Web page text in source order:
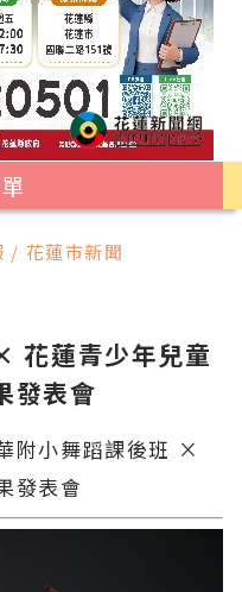
/ 花蓮市新聞
花蓮青少年兒童
發表會
附小舞蹈課後班 ×
發表會